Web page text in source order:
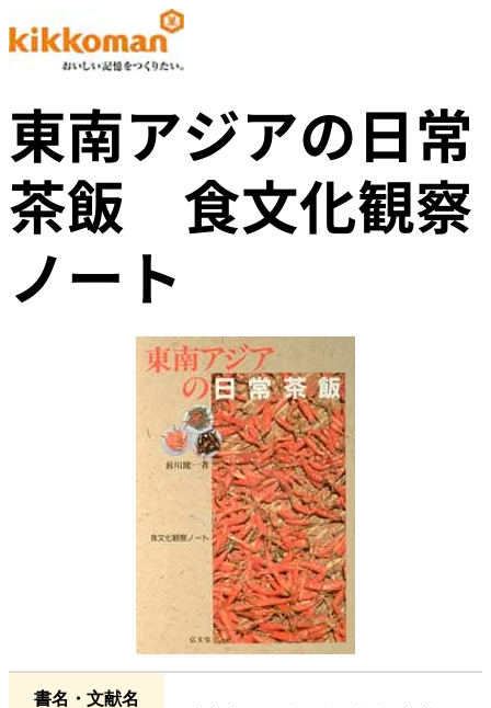
東南アジアの日常
茶飯 食文化観察
ノート
書名・文献名